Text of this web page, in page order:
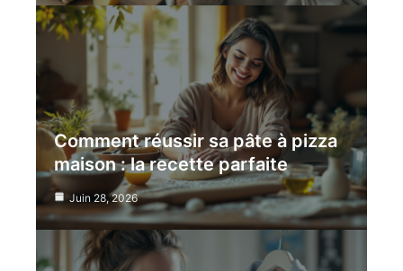
Comment réussir sa pâte à pizza
maison : la recette parfaite
Juin 28, 2026